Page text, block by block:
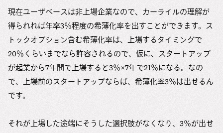
現在ユーザベースは非上場企業なので、カーライルの理解が
得られれば年率3％程度の希薄化率を出すことができます。ス
トックオプション含む希薄化率は、上場するタイミングで
20％くらいまでなら許容されるので、仮に、スタートアップ
が起業から7年間で上場すると3％×7年で21％になる。なの
で、上場前のスタートアップならば、希薄化率3％は出せるん
です。
それが上場した途端にそうした選択肢がなくなり、3％が出せ